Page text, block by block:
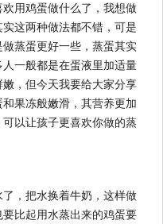
用鸡蛋做什么了，我想做
这两种做法都不错，可是
蒸蛋更好一些，蒸蛋其实
一般都是在蛋液里加适量
，但今天我要给大家分享
果冻般嫩滑，其营养更加
以让孩子更喜欢你做的蒸
，把水换着牛奶，这样做
比起用水蒸出来的鸡蛋要